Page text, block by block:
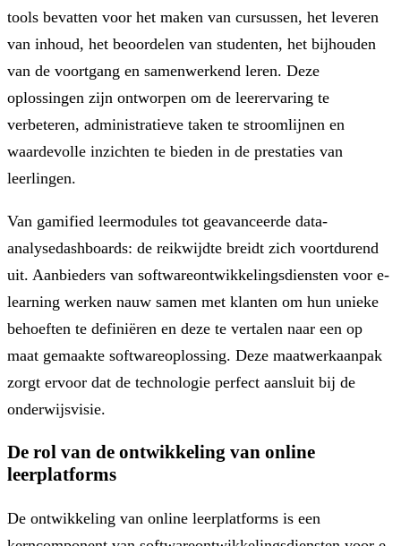
tools bevatten voor het maken van cursussen, het leveren
van inhoud, het beoordelen van studenten, het bijhouden
van de voortgang en samenwerkend leren. Deze
oplossingen zijn ontworpen om de leerervaring te
verbeteren, administratieve taken te stroomlijnen en
waardevolle inzichten te bieden in de prestaties van
leerlingen.
Van gamified leermodules tot geavanceerde data-
analysedashboards: de reikwijdte breidt zich voortdurend
uit. Aanbieders van softwareontwikkelingsdiensten voor e-
learning werken nauw samen met klanten om hun unieke
behoeften te definiëren en deze te vertalen naar een op
maat gemaakte softwareoplossing. Deze maatwerkaanpak
zorgt ervoor dat de technologie perfect aansluit bij de
onderwijsvisie.
De rol van de ontwikkeling van online
leerplatforms
De ontwikkeling van online leerplatforms is een